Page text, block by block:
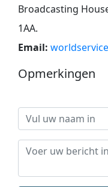
Broadcasting
1AA.
Email:
Opmerkingen